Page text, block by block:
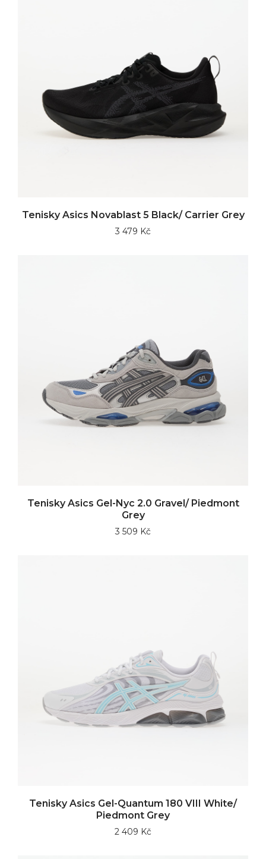
Tenisky Asics Novablast 5 Black/ Carrier Grey
3 479 Kč
Tenisky Asics Gel-Nyc 2.0 Gravel/ Piedmont
Grey
3 509 Kč
Tenisky Asics Gel-Quantum 180 VIII White/
Piedmont Grey
2 409 Kč